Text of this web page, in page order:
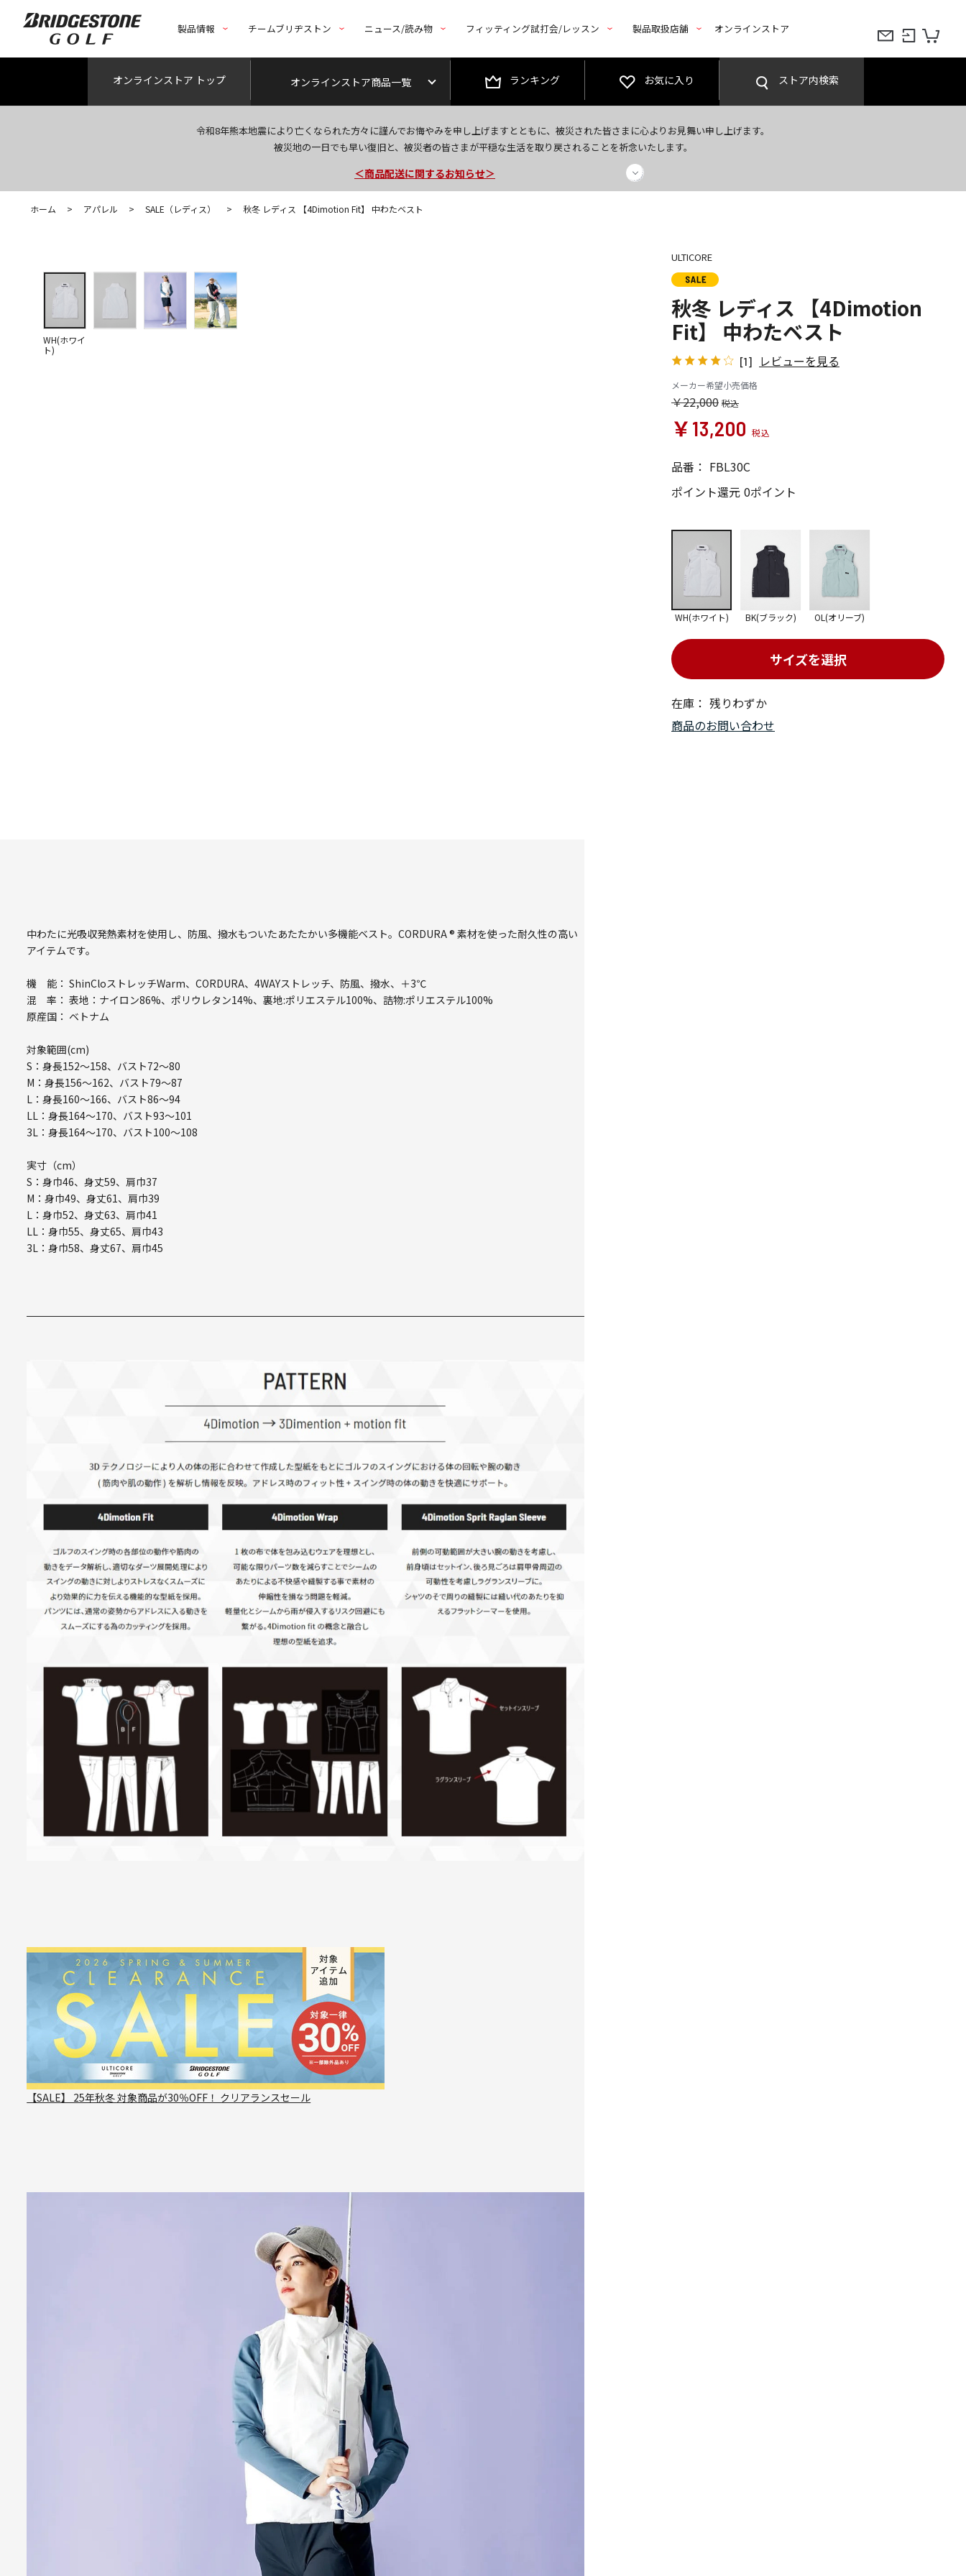
製品情報 チームブリヂストン ニュース/読み物 フィッティング試打会/レッスン 製品取扱店舗 オンラインストア
オンラインストア トップ オンラインストア商品一覧 ランキング お気に入り ストア内検索
令和8年熊本地震により亡くなられた方々に謹んでお悔やみを申し上げますとともに、被災された皆さまに心よりお見舞い申し上げます。
被災地の一日でも早い復旧と、被災者の皆さまが平穏な生活を取り戻されることを祈念いたします。
今なら新規会員登録で1,000円OFFクーポンプレゼント！
＜商品配送に関するお知らせ＞
＜夏季休暇中のご注文・発送・お問い合わせ＞
ホーム > アパレル > SALE（レディス） > 秋冬 レディス 【4Dimotion Fit】 中わたベスト
WH(ホワイ
ト)
ULTICORE
秋冬 レディス 【4Dimotion
Fit】 中わたベスト
[1] レビューを見る
メーカー希望小売価格
￥22,000
￥13,200
品番： FBL30C
ポイント還元 0ポイント
在庫： 残りわずか
サイズを選択
WH(ホワイト) BK(ブラック) OL(オリーブ)
商品のお問い合わせ
中わたに光吸収発熱素材を使用し、防風、撥水もついたあたたかい多機能ベスト。CORDURA ® 素材を使った耐久性の高い
アイテムです。
機 能： ShinCloストレッチWarm、CORDURA、4WAYストレッチ、防風、撥水、＋3℃
混 率： 表地：ナイロン86%、ポリウレタン14%、裏地:ポリエステル100%、詰物:ポリエステル100%
原産国： ベトナム
対象範囲(cm)
S：身長152～158、バスト72～80
M：身長156～162、バスト79～87
L：身長160～166、バスト86～94
LL：身長164～170、バスト93～101
3L：身長164～170、バスト100～108
実寸（cm）
S：身巾46、身丈59、肩巾37
M：身巾49、身丈61、肩巾39
L：身巾52、身丈63、肩巾41
LL：身巾55、身丈65、肩巾43
3L：身巾58、身丈67、肩巾45
【SALE】 25年秋冬 対象商品が30％OFF！ クリアランスセール